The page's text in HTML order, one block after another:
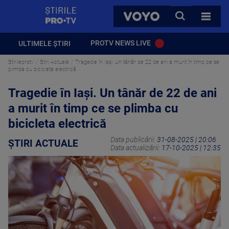
VOYO
CAUTA
TOATE
ULTIMELE ȘTIRI PROTV NEWS LIVE
Stirileprotv Știri Actuale
Tragedie în Iaşi. Un tânăr de 22 de ani a murit în timp ce se
plimba cu bicicleta electrică
Tragedie în Iaşi. Un tânăr de 22 de ani
a murit în timp ce se plimba cu
bicicleta electrică
ȘTIRI ACTUALE Data publicării: 31-08-2025 | 20:06
Data actualizării: 17-10-2025 | 12:35